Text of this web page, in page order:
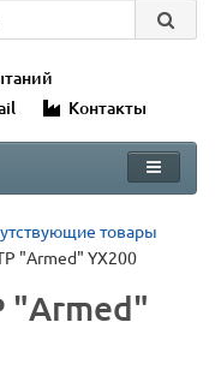
Контакты
товары
"Armed" YX200